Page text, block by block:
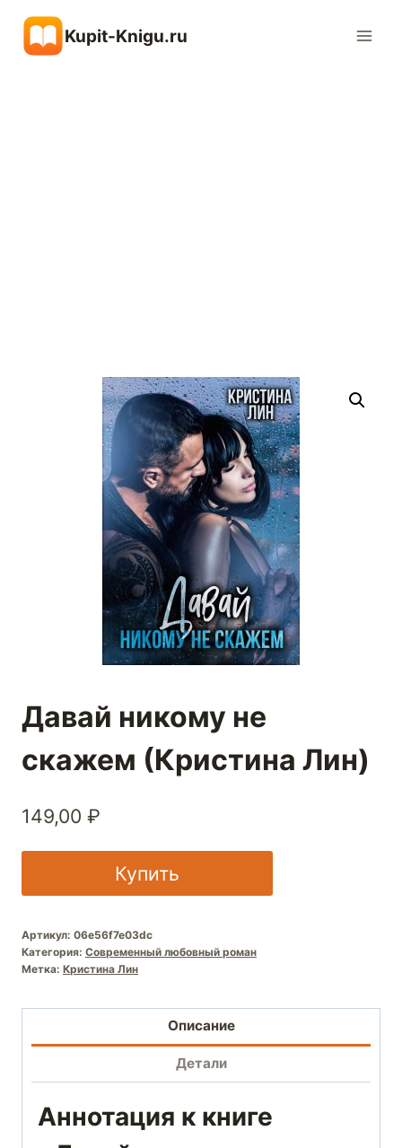
содержимому
Kupit-Knigu.ru
Давай никому не
скажем (Кристина Лин)
149,00 ₽
Купить
Артикул: 06e56f7e03dc
Категория: Современный любовный роман
Метка: Кристина Лин
Описание
Детали
Аннотация к книге